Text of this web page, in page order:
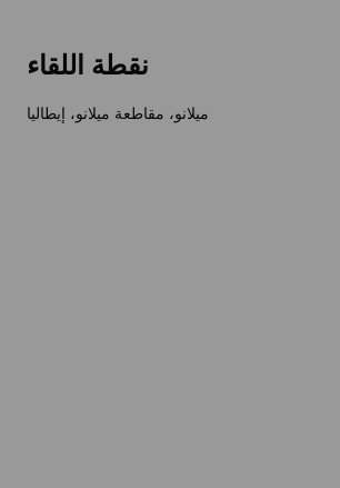
نقطة اللقاء
ميلانو، مقاطعة ميلانو، إيطاليا